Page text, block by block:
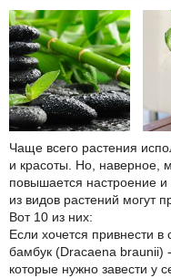
Чаще всего растения
и красоты. Но, наверное,
повышается настроение
из видов растений могут
Вот 10 из них:
Если хочется привнести
бамбук (Dracaena braunii)
которые нужно завести у